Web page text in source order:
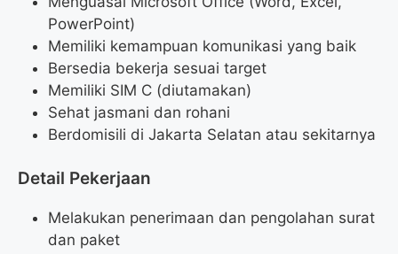
PowerPoint)
Memiliki kemampuan komunikasi yang baik
Bersedia bekerja sesuai target
Memiliki SIM C (diutamakan)
Sehat jasmani dan rohani
Berdomisili di Jakarta Selatan atau sekitarnya
Detail Pekerjaan
Melakukan penerimaan dan pengolahan surat
dan paket